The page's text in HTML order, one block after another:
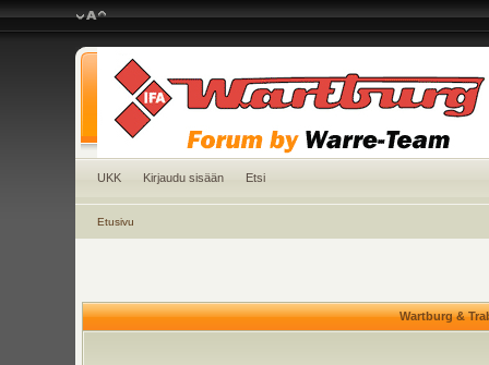
UKK Kirjaudu sisään Etsi
Etusivu
Wartburg &